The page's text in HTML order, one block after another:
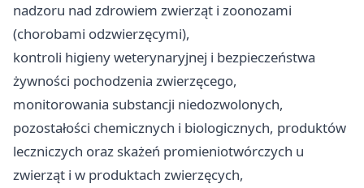
nadzoru nad zdrowiem zwierząt i zoonozami
(chorobami odzwierzęcymi),
kontroli higieny weterynaryjnej i bezpieczeństwa
żywności pochodzenia zwierzęcego,
monitorowania substancji niedozwolonych,
pozostałości chemicznych i biologicznych, produktów
leczniczych oraz skażeń promieniotwórczych u
zwierząt i w produktach zwierzęcych,